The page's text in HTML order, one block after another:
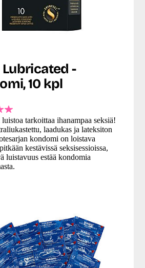
-
10 kpl
tarkoittaa ihanampaa seksiä!
laadukas ja lateksiton
kondomi on loistava
kestävissä seksisessioissa,
luistavuus estää kondomia